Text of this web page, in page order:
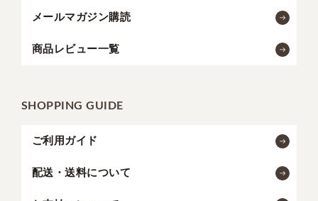
メールマガジン購読
商品レビュー一覧
SHOPPING GUIDE
ご利用ガイド
配送・送料について